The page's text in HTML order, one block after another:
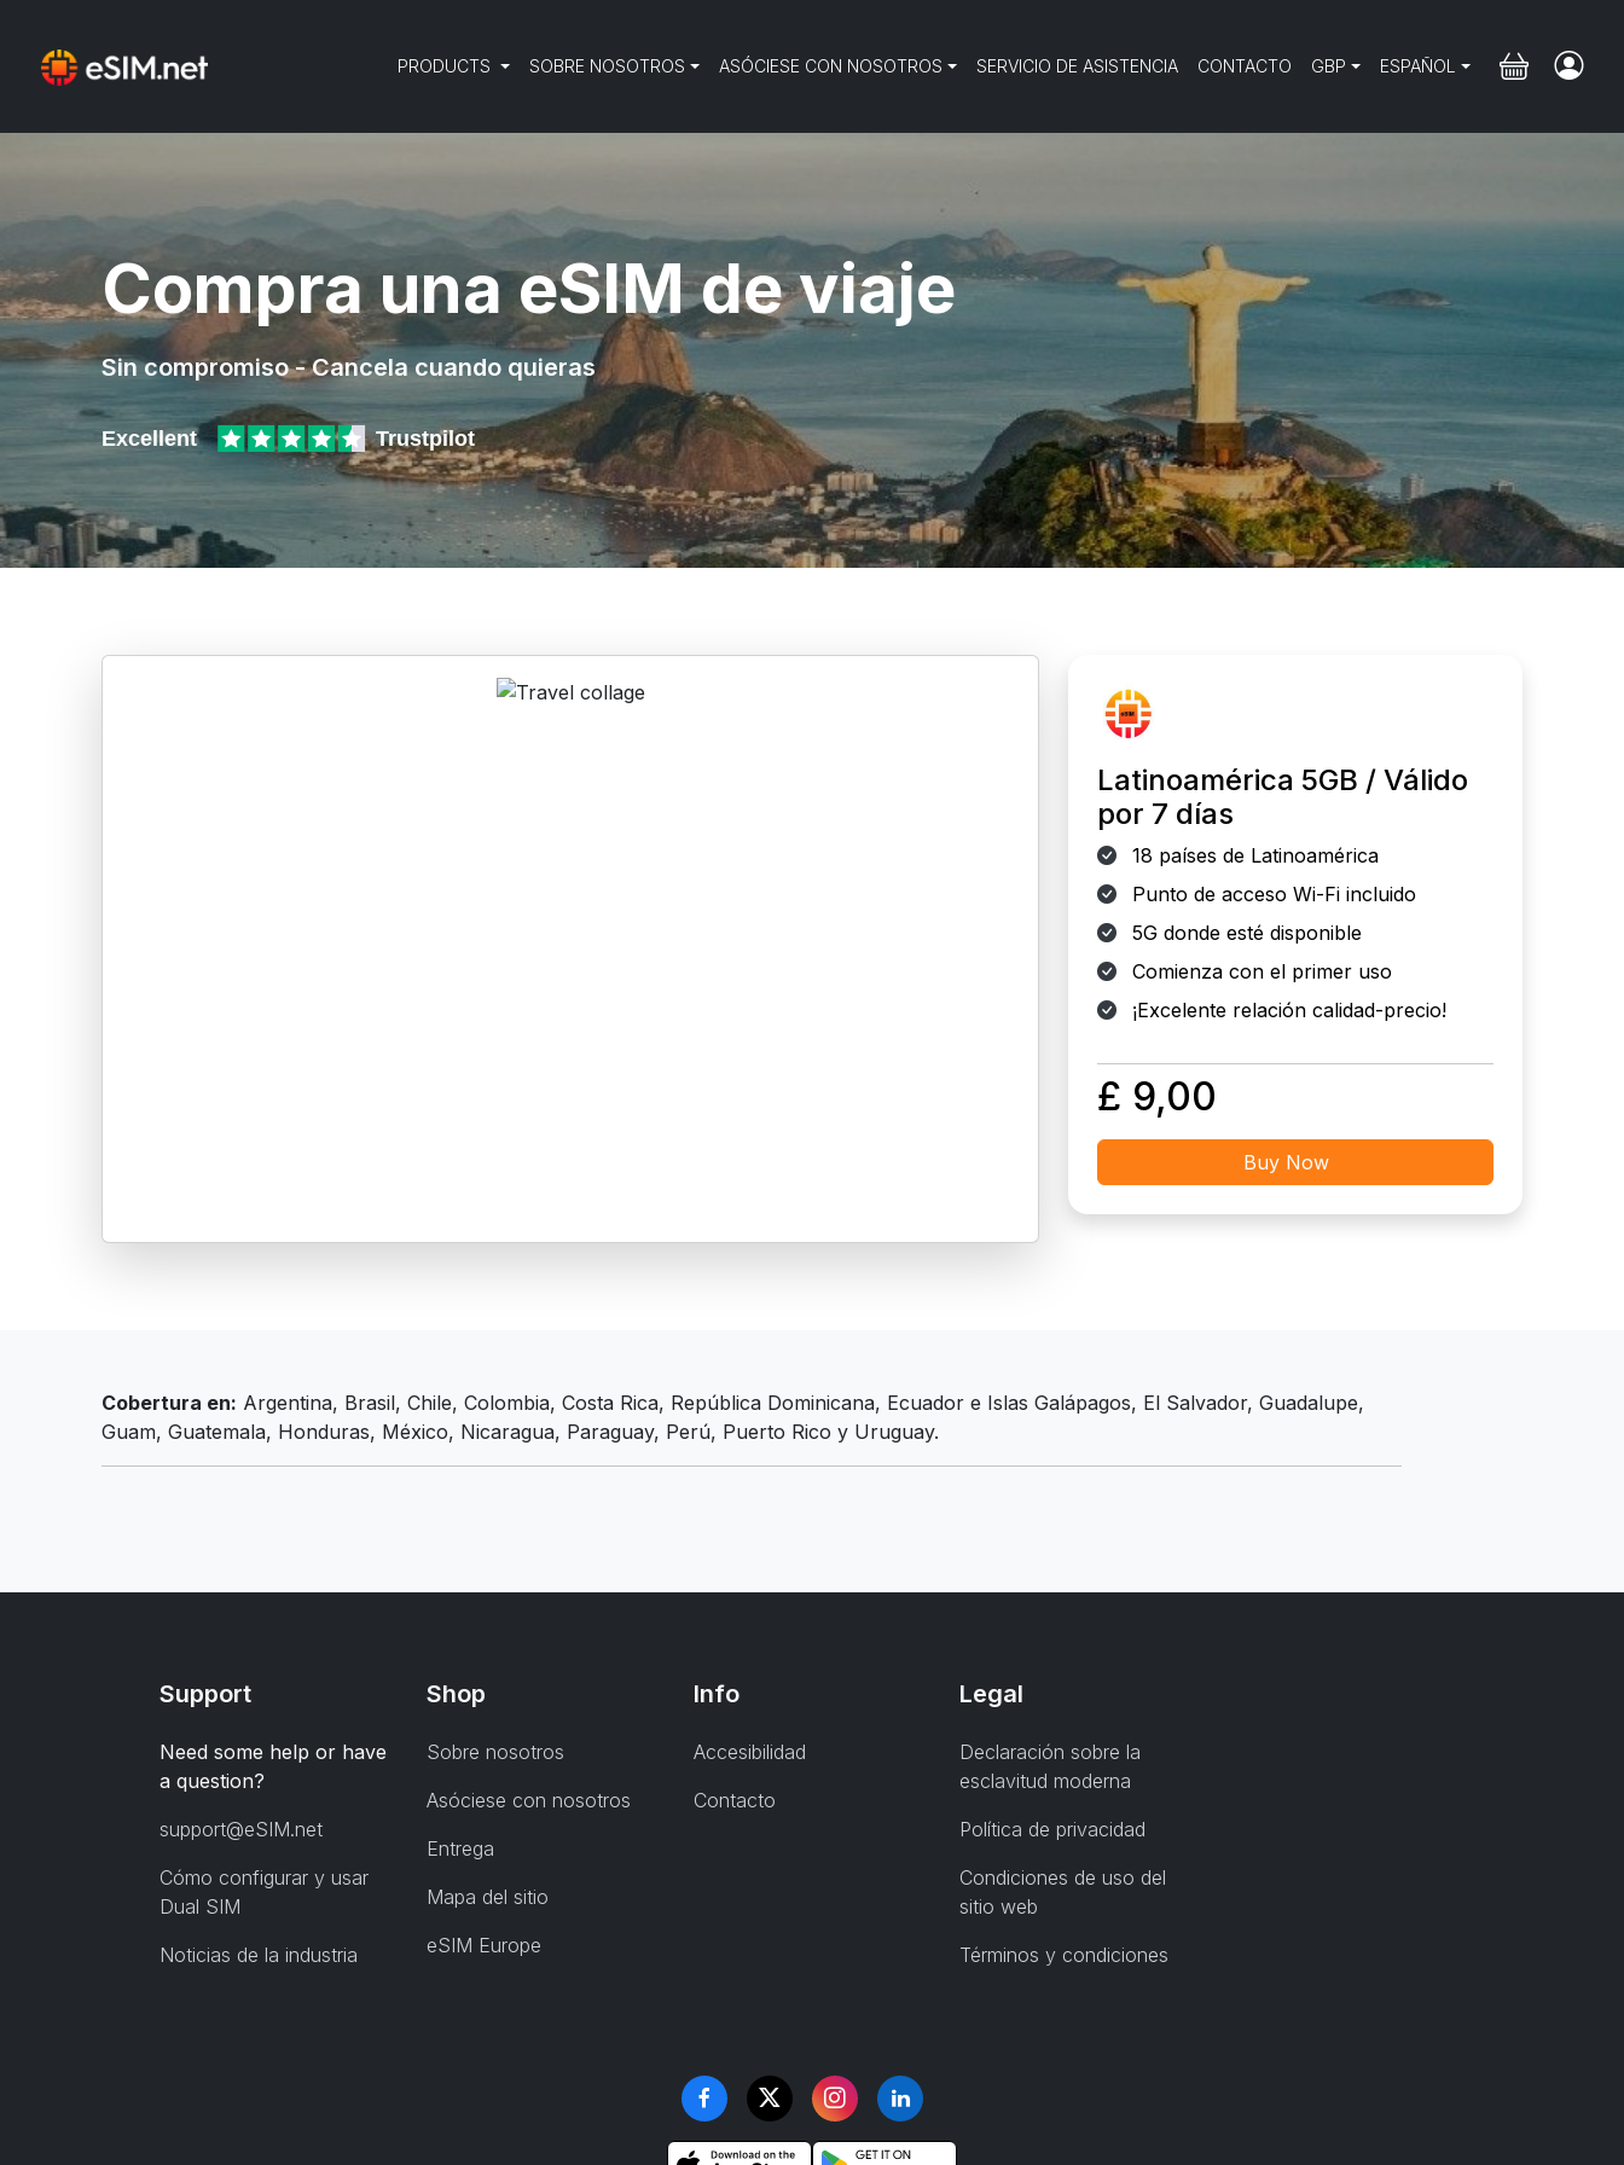
PRODUCTS SOBRE NOSOTROS ASÓCIESE CON NOSOTROS SERVICIO DE ASISTENCIA CONTACTO GBP ESPAÑOL
Compra una eSIM de viaje
Sin compromiso - Cancela cuando quieras
Latinoamérica 5GB / Válido
por 7 días
18 países de Latinoamérica
Punto de acceso Wi-Fi incluido
5G donde esté disponible
Comienza con el primer uso
¡Excelente relación calidad-precio!
£ 9,00
Buy Now
Cobertura en: Argentina, Brasil, Chile, Colombia, Costa Rica, República Dominicana, Ecuador e Islas Galápagos, El Salvador, Guadalupe,
Guam, Guatemala, Honduras, México, Nicaragua, Paraguay, Perú, Puerto Rico y Uruguay.
Support
Need some help or have
a question?
support@eSIM.net
Cómo configurar y usar
Dual SIM
Noticias de la industria
Shop
Sobre nosotros
Asóciese con nosotros
Entrega
Mapa del sitio
eSIM Europe
Info
Accesibilidad
Contacto
Legal
Declaración sobre la
esclavitud moderna
Política de privacidad
Condiciones de uso del
sitio web
Términos y condiciones